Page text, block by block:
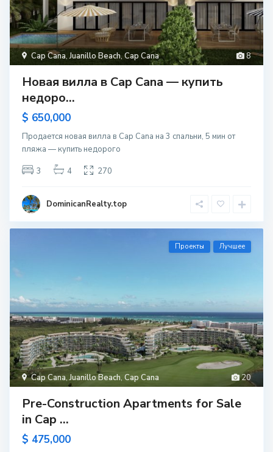
8
Cap Cana,Juanillo Beach, Cap Cana
Новая вилла в Cap Cana — купить
недоро...
$ 650,000
Продается новая вилла в Cap Cana на 3 спальни, 5 мин от
пляжа — купить недорого
3
4 270
DominicanRealty.top
20
Cap Cana,Juanillo Beach, Cap Cana
Проекты Лучшее
Pre-Construction Apartments for Sale
in Cap ...
$ 475,000